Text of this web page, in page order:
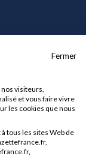
Fermer
visiteurs,
et vous faire vivre
les cookies que nous
tous les sites Web de